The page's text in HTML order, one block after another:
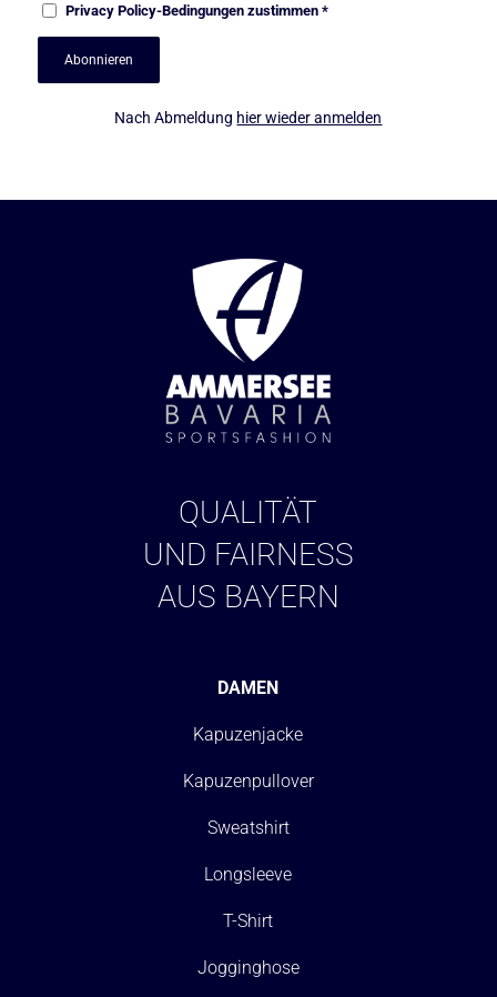
Privacy Policy-Bedingungen zustimmen *
Nach Abmeldung hier wieder anmelden
QUALITÄT
UND FAIRNESS
AUS BAYERN
DAMEN
Kapuzenjacke
Kapuzenpullover
Sweatshirt
Longsleeve
T-Shirt
Jogginghose